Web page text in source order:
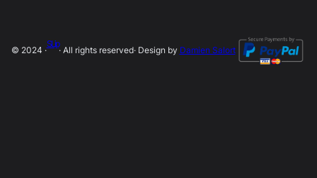
© 2024 ·
SLip
· All rights reserved· Design by Damien Salort